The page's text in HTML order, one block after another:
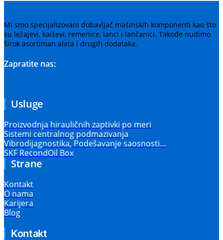
Mi smo specijalizovani dobavljač mašinskih komponenti kao što
su ležajevi, kaiševi, remenice, lanci i lančanici. Takođe nudimo
širok asortiman alata i drugih dodataka.
Zapratite nas:
Usluge
Proizvodnja hirauličnih zaptivki po meri
Sistemi centralnog podmazivanja
Vibrodijagnostika, Podešavanje saosnosti…
SKF RecondOil Box
Strane
Kontakt
O nama
Karijera
Blog
Kontakt